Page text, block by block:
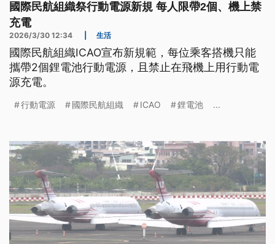
國際民航組織祭行動電源新規 每人限帶2個、機上禁
充電
2026/3/30 12:34 生活
國際民航組織ICAO宣布新規範，每位乘客搭機只能
攜帶2個鋰電池行動電源，且禁止在飛機上用行動電
源充電。
行動電源 國際民航組織 ICAO 鋰電池 ...